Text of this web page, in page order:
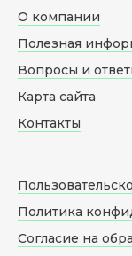
О компании
Полезная
Вопросы и
Карта сайта
Контакты
Политика
Согласие на